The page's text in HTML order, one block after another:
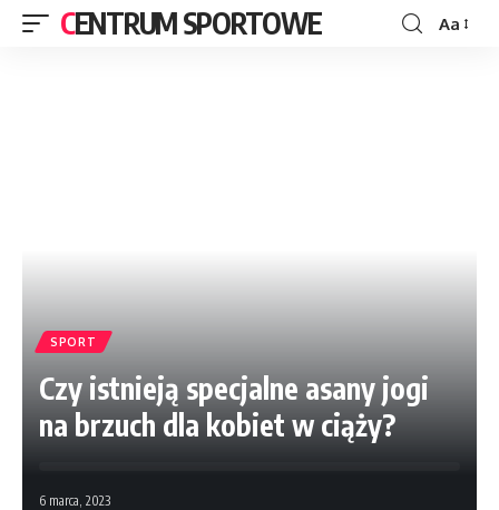
CENTRUM SPORTOWE Aa
SPORT
Czy istnieją specjalne asany jogi
na brzuch dla kobiet w ciąży?
6 marca, 2023